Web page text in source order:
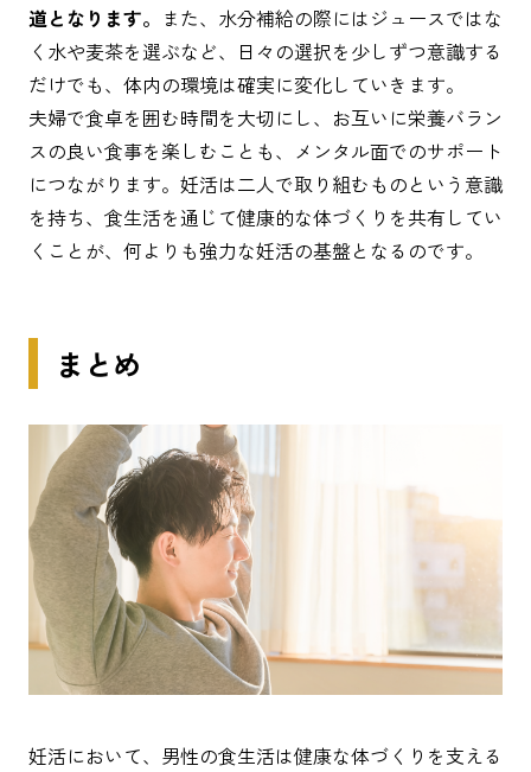
道となります。 また、水分補給の際にはジュースではな
く水や麦茶を選ぶなど、日々の選択を少しずつ意識する
だけでも、体内の環境は確実に変化していきます。
夫婦で食卓を囲む時間を大切にし、お互いに栄養バラン
スの良い食事を楽しむことも、メンタル面でのサポート
につながります。妊活は二人で取り組むものという意識
を持ち、食生活を通じて健康的な体づくりを共有してい
くことが、何よりも強力な妊活の基盤となるのです。
まとめ
妊活において、男性の食生活は健康な体づくりを支える